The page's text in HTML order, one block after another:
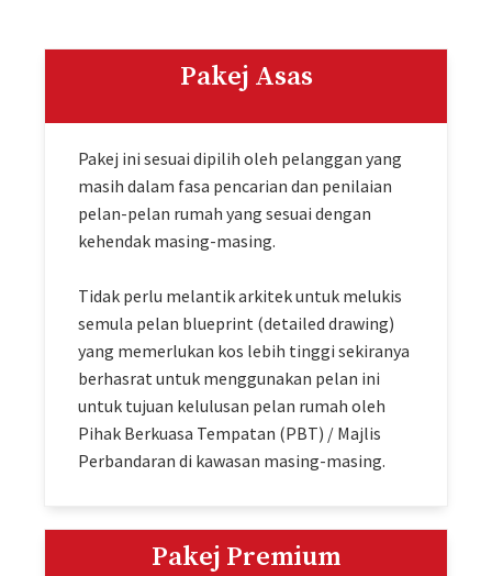
Pakej Asas
Pakej ini sesuai dipilih oleh pelanggan yang
masih dalam fasa pencarian dan penilaian
pelan-pelan rumah yang sesuai dengan
kehendak masing-masing.
Tidak perlu melantik arkitek untuk melukis
semula pelan blueprint (detailed drawing)
yang memerlukan kos lebih tinggi sekiranya
berhasrat untuk menggunakan pelan ini
untuk tujuan kelulusan pelan rumah oleh
Pihak Berkuasa Tempatan (PBT) / Majlis
Perbandaran di kawasan masing-masing.
Pakej Premium